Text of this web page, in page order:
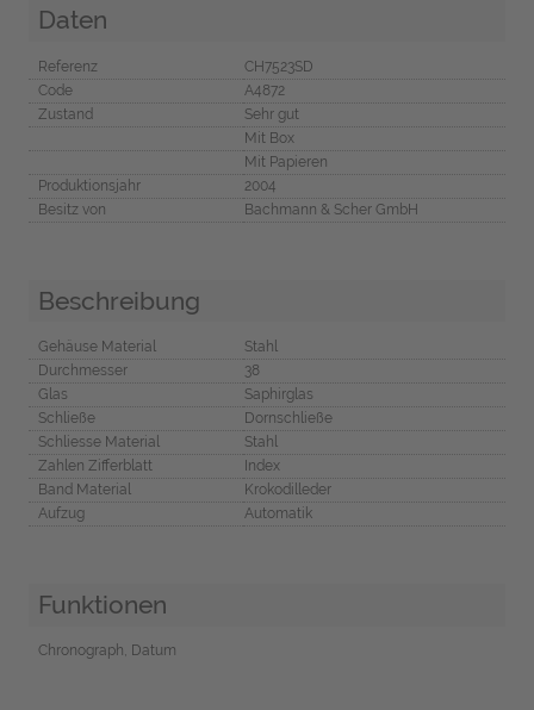
Daten
Referenz
CH7523SD
Code
A4872
Zustand
Sehr gut
Mit Box
Mit Papieren
Produktionsjahr
2004
Besitz von
Bachmann & Scher GmbH
Beschreibung
Gehäuse Material
Stahl
Durchmesser
38
Glas
Saphirglas
Schließe
Dornschließe
Schliesse Material
Stahl
Zahlen Zifferblatt
Index
Band Material
Krokodilleder
Aufzug
Automatik
Funktionen
Chronograph, Datum